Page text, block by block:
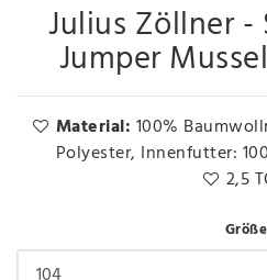
Julius Zöllner -
Jumper
Material: 100%
Polyester, Innenfutter:
2,5
Größe